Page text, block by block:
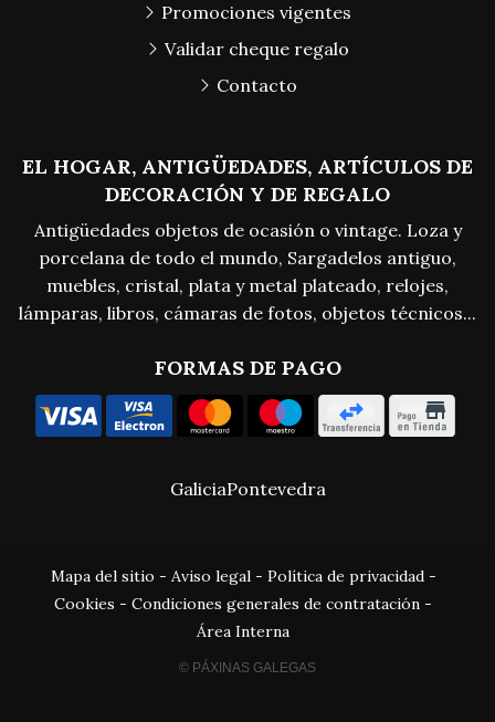
EL HOGAR, ANTIGÜEDADES, ARTÍCULOS DE
DECORACIÓN Y DE REGALO
Antigüedades objetos de ocasión o vintage. Loza y
porcelana de todo el mundo, Sargadelos antiguo,
muebles, cristal, plata y metal plateado, relojes,
lámparas, libros, cámaras de fotos, objetos técnicos...
FORMAS DE PAGO
Promociones vigentes
Validar cheque regalo
Contacto
GaliciaPontevedra
Mapa del sitio - Aviso legal- Política de privacidad-
Cookies - Condiciones generales de contratación -
Área Interna
© PÁXINAS GALEGAS